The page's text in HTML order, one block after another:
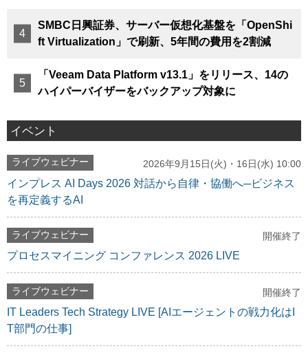
SMBC日興証券、サーバー仮想化基盤を「OpenShi
ft Virtualization」で刷新、5年間の費用を2割減
「Veeam Data Platform v13.1」をリリース、14の
ハイパーバイザーをバックアップ対象に
イベント
ライブウェビナー 2026年9月15日(火)・16日(水) 10:00
インプレス AI Days 2026 対話から自律・協働へ─ビジネス
を再定義するAI
ライブウェビナー 開催終了
プロセスマイニング コンファレンス 2026 LIVE
ライブウェビナー 開催終了
IT Leaders Tech Strategy LIVE [AIエージェントの戦力化はI
T部門の仕事]